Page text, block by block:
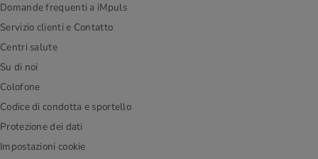
Domande frequenti a iMpuls
Servizio clienti e Contatto
Centri salute
Su di noi
Colofone
Codice di condotta e sportello
Protezione dei dati
Impostazioni cookie